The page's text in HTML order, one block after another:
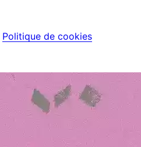
Politique de cookies